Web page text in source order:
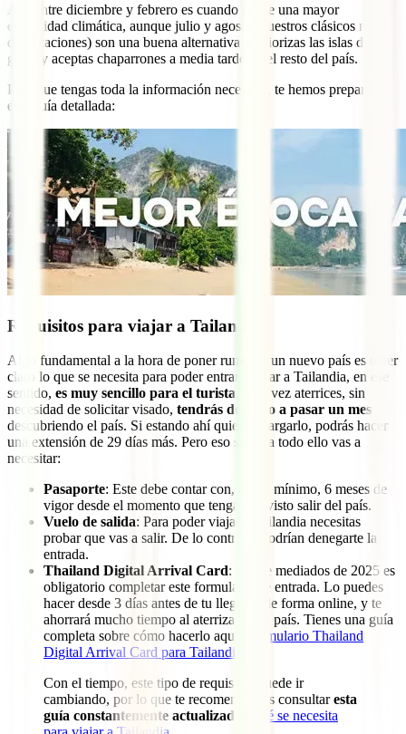
Así, entre diciembre y febrero es cuando existe una mayor
estabilidad climática, aunque julio y agosto (nuestros clásicos meses
de vacaciones) son una buena alternativa si priorizas las islas del
golfo y aceptas chaparrones a media tarde en el resto del país.
Para que tengas toda la información necesaria, te hemos preparado
esta guía detallada:
Requisitos para viajar a Tailandia
Algo fundamental a la hora de poner rumbo a un nuevo país es tener
claro lo que se necesita para poder entrar. Viajar a Tailandia, en ese
sentido, es muy sencillo para el turista . Una vez aterrices, sin
necesidad de solicitar visado, tendrás derecho a pasar un mes
descubriendo el país. Si estando ahí quieres alargarlo, podrás hacer
una extensión de 29 días más. Pero eso sí, para todo ello vas a
necesitar:
Pasaporte: Este debe contar con, como mínimo, 6 meses de
vigor desde el momento que tengas previsto salir del país.
Vuelo de salida: Para poder viajar a Tailandia necesitas
probar que vas a salir. De lo contrario podrían denegarte la
entrada.
Thailand Digital Arrival Card: Desde mediados de 2025 es
obligatorio completar este formulario de entrada. Lo puedes
hacer desde 3 días antes de tu llegada, de forma online, y te
ahorrará mucho tiempo al aterrizar en el país. Tienes una guía
completa sobre cómo hacerlo aquí:
Formulario Thailand
Digital Arrival Card para Tailandia
Con el tiempo, este tipo de requisitos puede ir
cambiando, por lo que te recomendamos consultaresta
guía constantemente actualizada
Qué se necesita